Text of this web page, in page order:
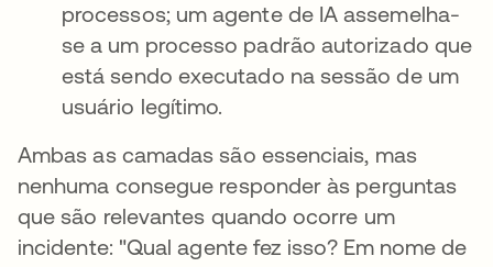
processos; um agente de IA assemelha-
se a um processo padrão autorizado que
está sendo executado na sessão de um
usuário legítimo.
Ambas as camadas são essenciais, mas
nenhuma consegue responder às perguntas
que são relevantes quando ocorre um
incidente: "Qual agente fez isso? Em nome de